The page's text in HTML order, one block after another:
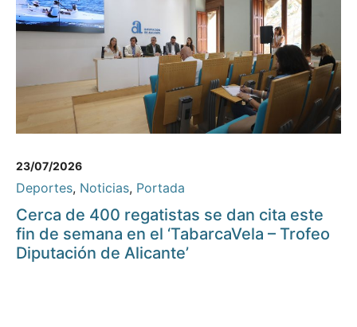
23/07/2026
Deportes, Noticias, Portada
Cerca de 400 regatistas se dan cita este
fin de semana en el ‘TabarcaVela – Trofeo
Diputación de Alicante’